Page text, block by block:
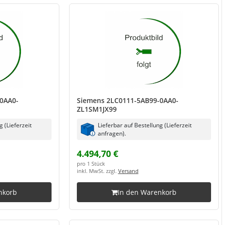
(Lieferzeit
Siemens 2LC0111-5AB99-0AA0-
ZL1SM1JX99
Lieferbar auf Bestellung (Lieferzeit
anfragen).
4.494,70 €
pro 1 Stück
inkl. MwSt. zzgl. Versand
In den Warenkorb